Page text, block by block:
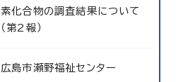
素化合物の調査結果について
（第2報）
広島市瀬野福祉センター